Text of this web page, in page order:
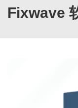
Fixwave